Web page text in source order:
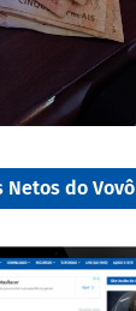
Netos do Vovô